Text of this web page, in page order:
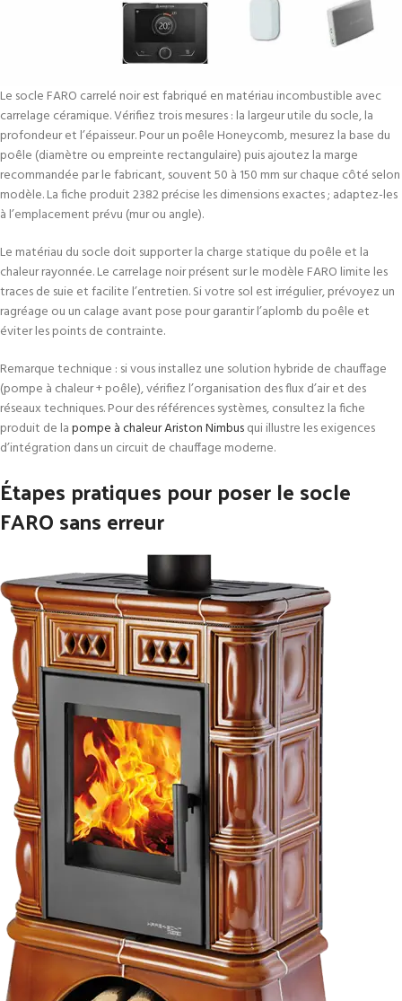
Le socle FARO carrelé noir est fabriqué en matériau incombustible avec
carrelage céramique. Vérifiez trois mesures : la largeur utile du socle, la
profondeur et l’épaisseur. Pour un poêle Honeycomb, mesurez la base du
poêle (diamètre ou empreinte rectangulaire) puis ajoutez la marge
recommandée par le fabricant, souvent 50 à 150 mm sur chaque côté selon
modèle. La fiche produit 2382 précise les dimensions exactes ; adaptez-les
à l’emplacement prévu (mur ou angle).
Le matériau du socle doit supporter la charge statique du poêle et la
chaleur rayonnée. Le carrelage noir présent sur le modèle FARO limite les
traces de suie et facilite l’entretien. Si votre sol est irrégulier, prévoyez un
ragréage ou un calage avant pose pour garantir l’aplomb du poêle et
éviter les points de contrainte.
Remarque technique : si vous installez une solution hybride de chauffage
(pompe à chaleur + poêle), vérifiez l’organisation des flux d’air et des
réseaux techniques. Pour des références systèmes, consultez la fiche
produit de lapompe à chaleur Ariston Nimbusqui illustre les exigences
d’intégration dans un circuit de chauffage moderne.
Étapes pratiques pour poser le socle
FARO sans erreur